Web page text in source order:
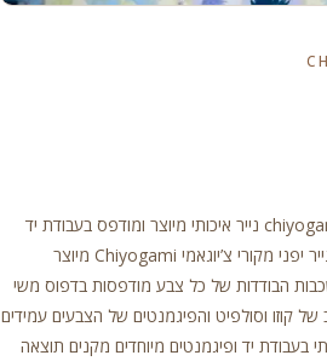
נייר יפני מקורי סדרת צ’יוגאמי chiyogami נייר איכותי מיוצר ומודפס בעבודת יד
גודל 46X61 ס”מ נטול חומציות נייר יפני מקורי צ’יוגאמי Chiyogami מיוצר
הבודדות של כל צבע מודפסות בדפוס משי
קוזו וסולפיט והפיגמנטים של הצבעים עמידים
בעבודת יד ופיגמנטים מיוחדים מקנים תוצאה